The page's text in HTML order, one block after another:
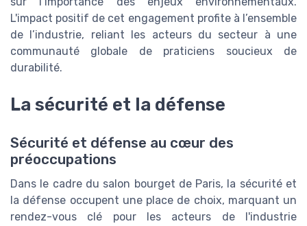
L'impact positif de cet engagement profite à l’ensemble
de l’industrie, reliant les acteurs du secteur à une
communauté globale de praticiens soucieux de
durabilité.
La sécurité et la défense
Sécurité et défense au cœur des
préoccupations
Dans le cadre du salon bourget de Paris, la sécurité et
la défense occupent une place de choix, marquant un
rendez-vous clé pour les acteurs de l'industrie